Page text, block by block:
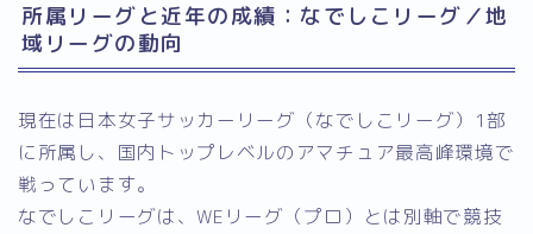
所属リーグと近年の成績：なでしこリーグ／地
域リーグの動向
現在は日本女子サッカーリーグ（なでしこリーグ）1部
に所属し、国内トップレベルのアマチュア最高峰環境で
戦っています。
なでしこリーグは、WEリーグ（プロ）とは別軸で競技